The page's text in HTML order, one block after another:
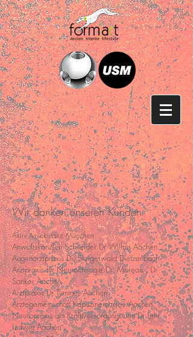
Wir dankenunseren Kunden
AktivAssekuranz München
Anwaltskanzleii Schneider Dr WillmsAachen
Augenarztpraxis Dr. Steigerwald Dietzenbach
Arztpraxis für Neurochirugie Dr. Moreau , Dr
Sanker Aachen
Arztpraxis Dr Tummes Aachen
Ärztegemeinschaft Kapuzinercarreè Aachen
Neuropraxis am Krafttversorgungsturm Dr Lehr
Ludwig Aachen